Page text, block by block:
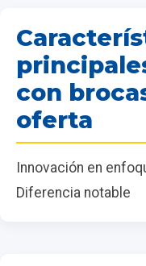
con
oferta
Innovación en
Diferencia notable